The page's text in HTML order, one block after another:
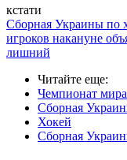
кстати
Сборная Украины по
игроков накануне
лишний
Читайте еще:
Чемпионат
Сборная
Хокей
Сборная